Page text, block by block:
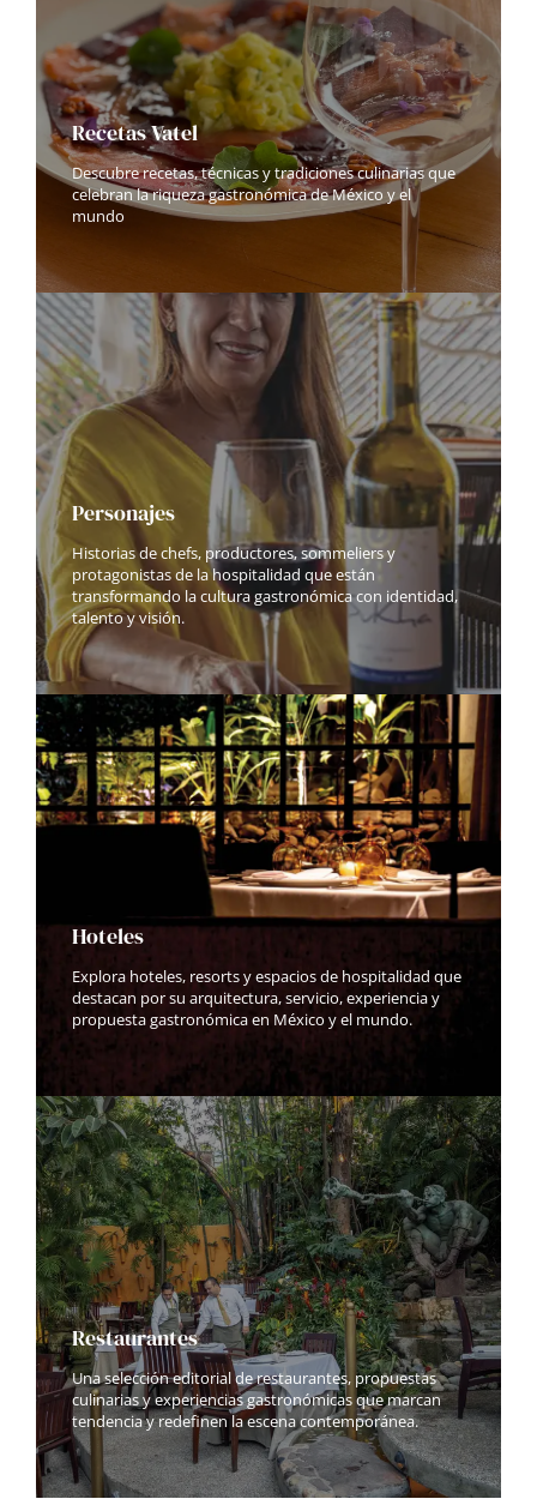
Recetas Vatel
Descubre recetas, técnicas y tradiciones culinarias que
celebran la riqueza gastronómica de México y el
mundo
Personajes
Historias de chefs, productores, sommeliers y
protagonistas de la hospitalidad que están
transformando la cultura gastronómica con identidad,
talento y visión.
Hoteles
Explora hoteles, resorts y espacios de hospitalidad que
destacan por su arquitectura, servicio, experiencia y
propuesta gastronómica en México y el mundo.
Restaurantes
Una selección editorial de restaurantes, propuestas
culinarias y experiencias gastronómicas que marcan
tendencia y redefinen la escena contemporánea.